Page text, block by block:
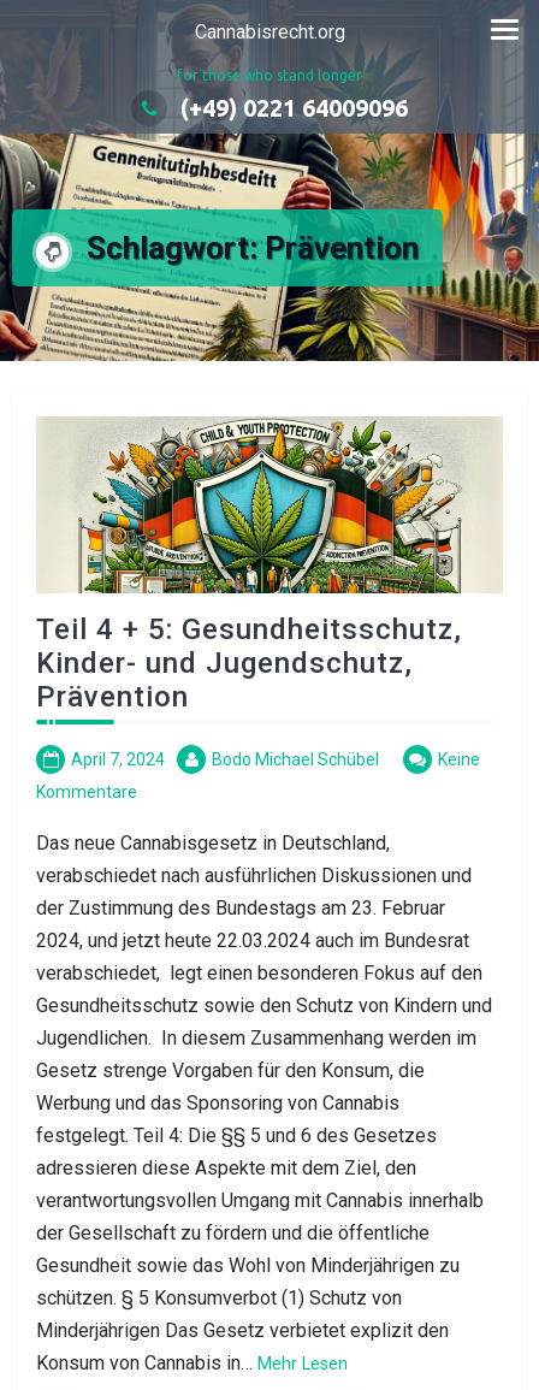
springen
Cannabisrecht.org
for those who stand longer
(+49) 0221 64009096
Schlagwort:Prävention
Teil 4 + 5: Gesundheitsschutz,
Kinder- und Jugendschutz,
Prävention
April 7, 2024 Bodo Michael Schübel
Keine
Kommentare
Das neue Cannabisgesetz in Deutschland,
verabschiedet nach ausführlichen Diskussionen und
der Zustimmung des Bundestags am 23. Februar
2024, und jetzt heute 22.03.2024 auch im Bundesrat
verabschiedet, legt einen besonderen Fokus auf den
Gesundheitsschutz sowie den Schutz von Kindern und
Jugendlichen. In diesem Zusammenhang werden im
Gesetz strenge Vorgaben für den Konsum, die
Werbung und das Sponsoring von Cannabis
festgelegt. Teil 4: Die §§ 5 und 6 des Gesetzes
adressieren diese Aspekte mit dem Ziel, den
verantwortungsvollen Umgang mit Cannabis innerhalb
der Gesellschaft zu fördern und die öffentliche
Gesundheit sowie das Wohl von Minderjährigen zu
schützen. § 5 Konsumverbot (1) Schutz von
Minderjährigen Das Gesetz verbietet explizit den
Konsum von Cannabis in… Mehr Lesen